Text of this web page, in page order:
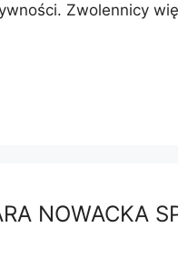
Zwolennicy
NOWACKA